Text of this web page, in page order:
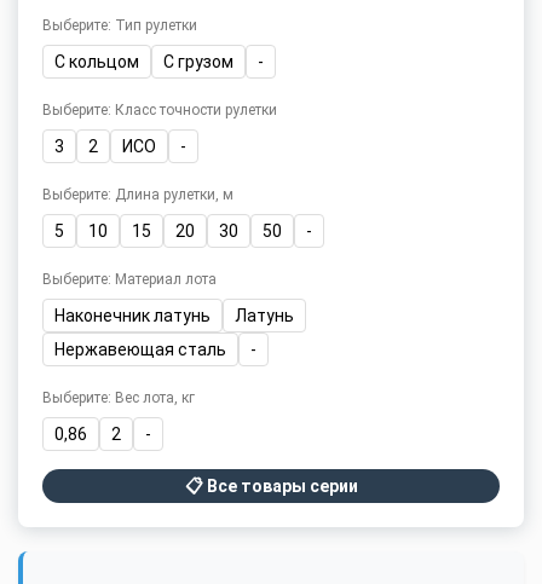
Выберите: Тип рулетки
С кольцом С грузом -
Выберите: Класс точности рулетки
3 2 ИСО -
Выберите: Длина рулетки, м
5 10 15 20 30 50 -
Выберите: Материал лота
Наконечник латунь
Латунь
Нержавеющая сталь
-
Выберите: Вес лота, кг
0,86 2 -
📋 Все товары серии